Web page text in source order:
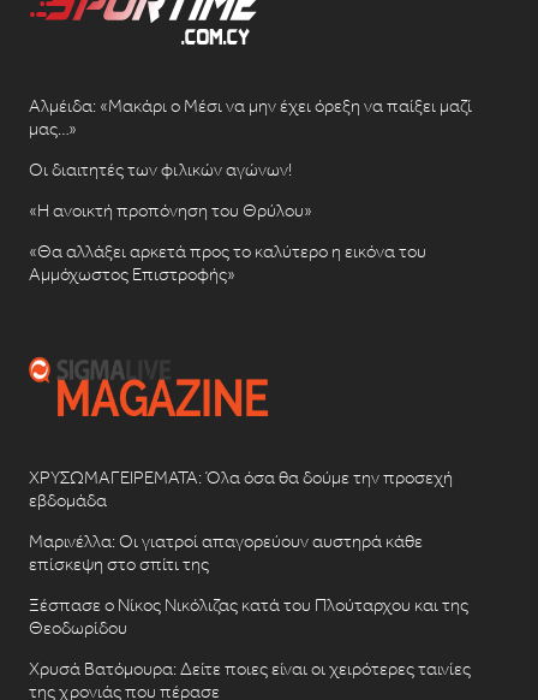
Αλμέιδα: «Μακάρι ο Μέσι να μην έχει όρεξη να παίξει μαζί
μας…»
Οι διαιτητές των φιλικών αγώνων!
«Η ανοικτή προπόνηση του Θρύλου»
«Θα αλλάξει αρκετά προς το καλύτερο η εικόνα του
Αμμόχωστος Επιστροφής»
ΧΡΥΣΩΜΑΓΕΙΡΕΜΑΤΑ: Όλα όσα θα δούμε την προσεχή
εβδομάδα
Μαρινέλλα: Οι γιατροί απαγορεύουν αυστηρά κάθε
επίσκεψη στο σπίτι της
Ξέσπασε ο Νίκος Νικόλιζας κατά του Πλούταρχου και της
Θεοδωρίδου
Χρυσά Βατόμουρα: Δείτε ποιες είναι οι χειρότερες ταινίες
της χρονιάς που πέρασε